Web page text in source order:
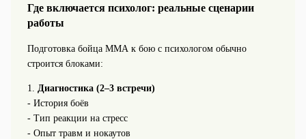
Где включается психолог: реальные сценарии
работы
Подготовка бойца ММА к бою с психологом обычно
строится блоками:
1. Диагностика (2–3 встречи)
- История боёв
- Тип реакции на стресс
- Опыт травм и нокаутов